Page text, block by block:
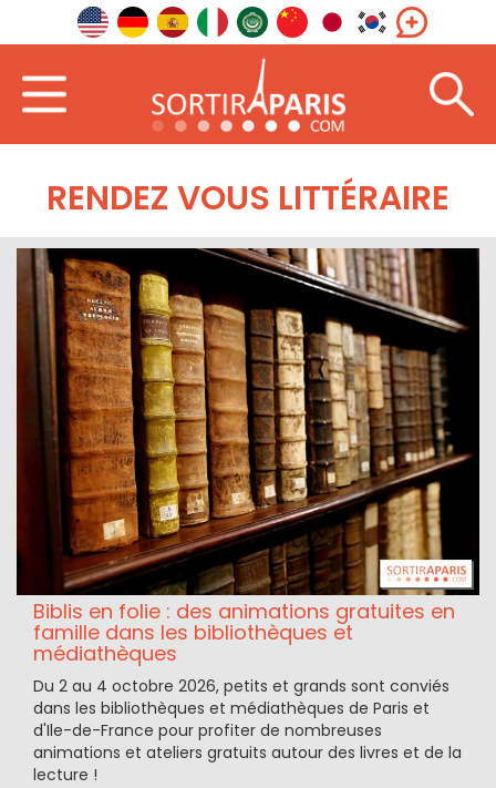
RENDEZ VOUS LITTÉRAIRE
Biblis en folie : des animations gratuites en
famille dans les bibliothèques et
médiathèques
Du 2 au 4 octobre 2026, petits et grands sont conviés
dans les bibliothèques et médiathèques de Paris et
d'Ile-de-France pour profiter de nombreuses
animations et ateliers gratuits autour des livres et de la
lecture !